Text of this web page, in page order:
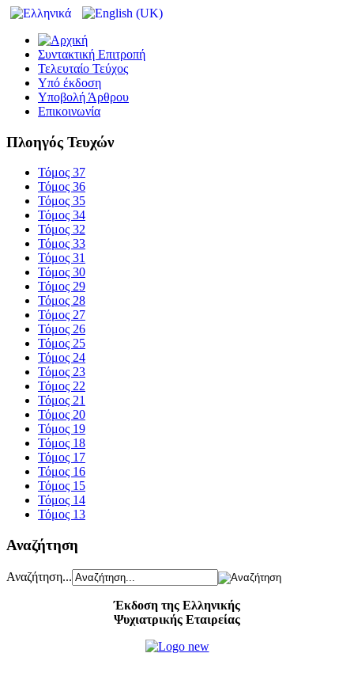
Συντακτική Επιτροπή
Τελευταίο Τεύχος
Υπό έκδοση
Υποβολή Άρθρου
Επικοινωνία
Πλοηγός Τευχών
Τόμος 37
Τόμος 36
Τόμος 35
Τόμος 34
Τόμος 32
Τόμος 33
Τόμος 31
Τόμος 30
Τόμος 29
Τόμος 28
Τόμος 27
Τόμος 26
Τόμος 25
Τόμος 24
Τόμος 23
Τόμος 22
Τόμος 21
Τόμος 20
Τόμος 19
Τόμος 18
Τόμος 17
Τόμος 16
Τόμος 15
Τόμος 14
Τόμος 13
Αναζήτηση
Αναζήτηση...
Έκδοση της Ελληνικής
Ψυχιατρικής Εταιρείας